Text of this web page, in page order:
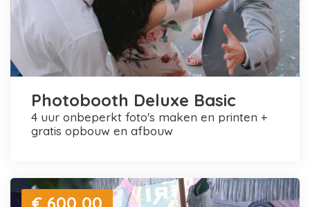
Photobooth Deluxe Basic
4 uur onbeperkt foto's maken en printen +
gratis opbouw en afbouw